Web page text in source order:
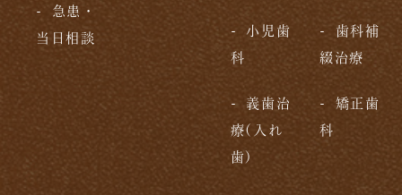
急患・
当日相談
小児歯
科
歯科補
綴治療
義歯治
療(入れ
歯)
矯正歯
科